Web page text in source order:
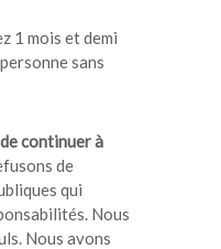
1 mois et demi
sans
continuer à
de
qui
Nous
Nous avons